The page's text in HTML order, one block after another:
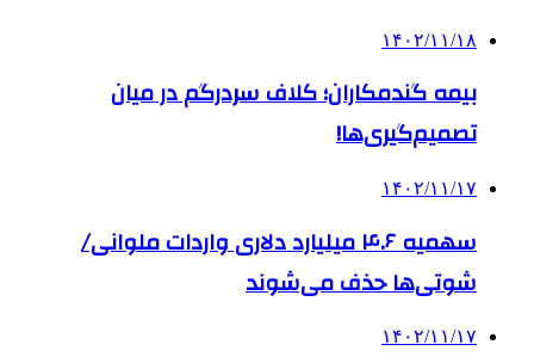
۱۴۰۲/۱۱/۱۸
بیمه گندمکاران؛ کلاف سردرگم در میان
تصمیم‌گیری‌ها!
۱۴۰۲/۱۱/۱۷
سهمیه ۴.۶ میلیارد دلاری واردات ملوانی/
شوتی‌ها حذف می‌شوند
۱۴۰۲/۱۱/۱۷